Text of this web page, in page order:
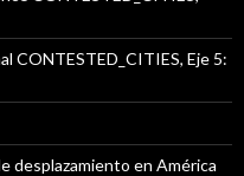
CONTESTED_CITIES, Eje 5:
desplazamiento en América